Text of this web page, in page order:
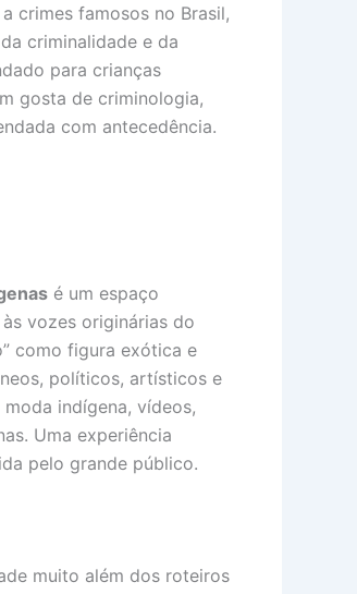
crimes famosos no Brasil,
criminalidade e da
para crianças
gosta de criminologia,
com antecedência.
é um espaço
vozes originárias do
como figura exótica e
políticos, artísticos e
indígena, vídeos,
Uma experiência
pelo grande público.
muito além dos roteiros